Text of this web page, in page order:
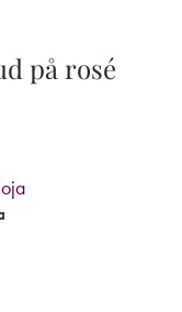
på rosé